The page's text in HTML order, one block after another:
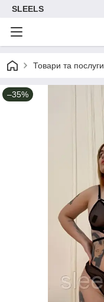
SLEELS
Товари та послуги
–35%